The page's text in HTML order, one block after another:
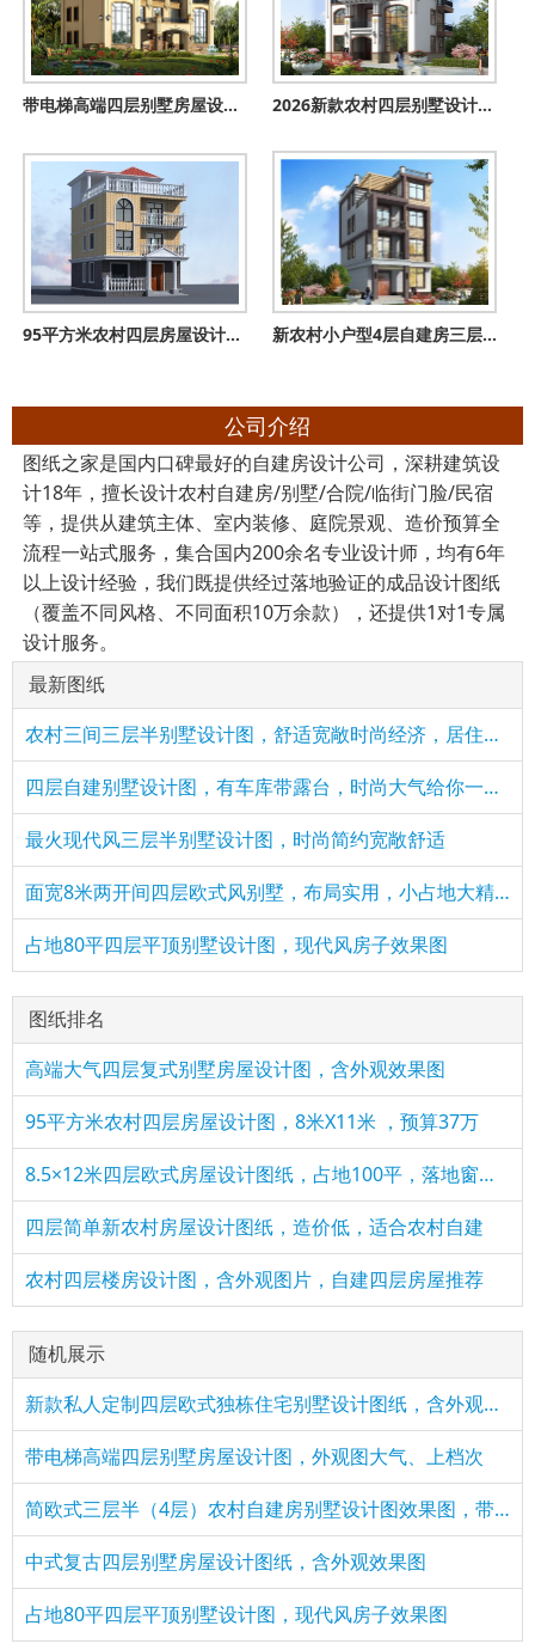
带电梯高端四层别墅房屋设计图，外观图大气、上档次 2026新款农村四层别墅设计图纸户型图，带挑空客厅
95平方米农村四层房屋设计图，8米X11米 ，预算37万 新农村小户型4层自建房三层半别墅设计图，平屋顶设计
公司介绍
图纸之家是国内口碑最好的自建房设计公司，深耕建筑设
计18年，擅长设计农村自建房/别墅/合院/临街门脸/民宿
等，提供从建筑主体、室内装修、庭院景观、造价预算全
流程一站式服务，集合国内200余名专业设计师，均有6年
以上设计经验，我们既提供经过落地验证的成品设计图纸
（覆盖不同风格、不同面积10万余款），还提供1对1专属
设计服务。
最新图纸
农村三间三层半别墅设计图，舒适宽敞时尚经济，居住生活方便舒
四层自建别墅设计图，有车库带露台，时尚大气给你一个五星级的
最火现代风三层半别墅设计图，时尚简约宽敞舒适
面宽8米两开间四层欧式风别墅，布局实用，小占地大精彩！
占地80平四层平顶别墅设计图，现代风房子效果图
图纸排名
高端大气四层复式别墅房屋设计图，含外观效果图
95平方米农村四层房屋设计图，8米X11米 ，预算37万
8.5×12米四层欧式房屋设计图纸，占地100平，落地窗中嵌入了雕花
四层简单新农村房屋设计图纸，造价低，适合农村自建
农村四层楼房设计图，含外观图片，自建四层房屋推荐
随机展示
新款私人定制四层欧式独栋住宅别墅设计图纸，含外观效果图
带电梯高端四层别墅房屋设计图，外观图大气、上档次
简欧式三层半（4层）农村自建房别墅设计图效果图，带车库户型
中式复古四层别墅房屋设计图纸，含外观效果图
占地80平四层平顶别墅设计图，现代风房子效果图